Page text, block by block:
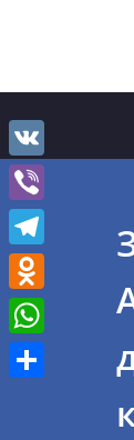
VK
Viber
Telegram
Odnoklassniki
WhatsApp